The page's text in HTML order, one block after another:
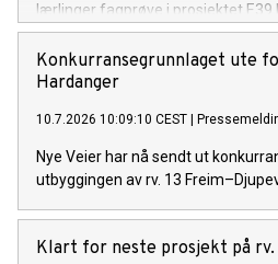
lærlinger fagprøve i prosjektet E39
Lindesnes, Agder.
Konkurransegrunnlaget ute
Hardanger
10.7.2026 10:09:10 CEST
Nye Veier har nå sendt ut
utbyggingen av rv. 13
Klart for neste prosjekt på rv.